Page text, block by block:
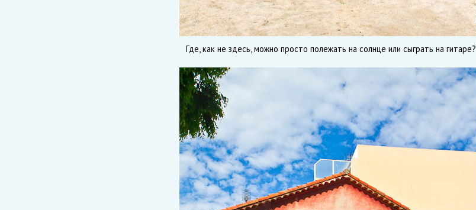
Где, как не здесь, можно просто полежать на солнце или сыграть на гитаре?